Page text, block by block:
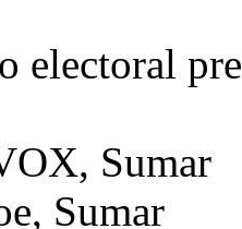
electoral
Sumar
Sumar